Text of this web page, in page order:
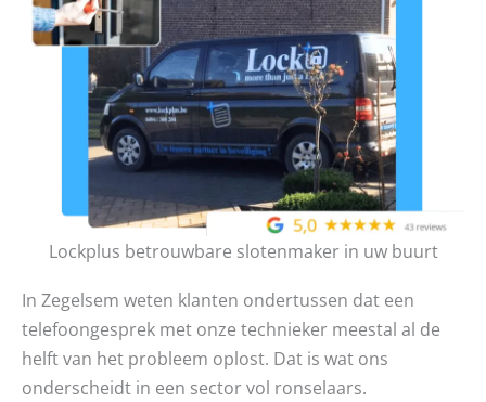
Lockplus betrouwbare slotenmaker in uw buurt
In Zegelsem weten klanten ondertussen dat een
telefoongesprek met onze technieker meestal al de
helft van het probleem oplost. Dat is wat ons
onderscheidt in een sector vol ronselaars.